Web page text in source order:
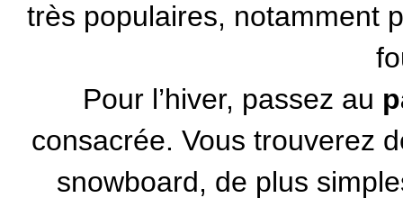
très populaires, notamment
Pour l’hiver, passez au
consacrée. Vous trouverez
snowboard, de plus